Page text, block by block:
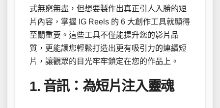
式無窮無盡，但想要製作出真正引人入勝的短
片內容，掌握 IG Reels 的 6 大創作工具就顯得
至關重要。這些工具不僅能提升您的影片品
質，更能讓您輕鬆打造出更有吸引力的連續短
片，讓觀眾的目光牢牢鎖定在您的作品上。
1. 音訊：為短片注入靈魂